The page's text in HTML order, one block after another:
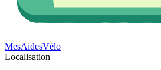
MesAidesVélo
Localisation